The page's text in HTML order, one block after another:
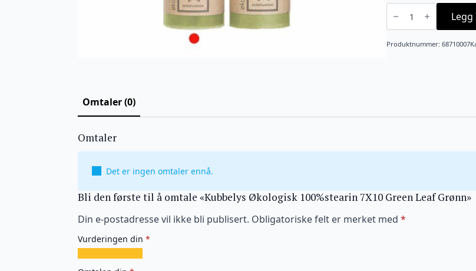
Kubbelys
Økologisk
100%stearin
7X10
Green
Leaf
Produktnummer: 68710007
Omtaler (0)
Omtaler
Det er ingen omtaler ennå.
Bli den første til å omtale «Kubbelys Økologisk 100%stearin 7X10 Green Leaf Grønn»
Din e-postadresse vil ikke bli publisert. Obligatoriske felt er merket med *
Vurderingen din *
av av av av av